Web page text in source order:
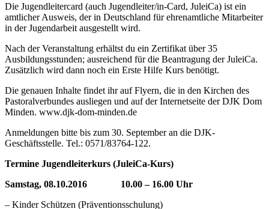
Die Jugendleitercard (auch Jugendleiter/in-Card, JuleiCa) ist ein
amtlicher Ausweis, der in Deutschland für ehrenamtliche Mitarbeiter
in der Jugendarbeit ausgestellt wird.
Nach der Veranstaltung erhältst du ein Zertifikat über 35
Ausbildungsstunden; ausreichend für die Beantragung der JuleiCa.
Zusätzlich wird dann noch ein Erste Hilfe Kurs benötigt.
Die genauen Inhalte findet ihr auf Flyern, die in den Kirchen des
Pastoralverbundes ausliegen und auf der Internetseite der DJK Dom
Minden. www.djk-dom-minden.de
Anmeldungen bitte bis zum 30. September an die DJK-
Geschäftsstelle. Tel.: 0571/83764-122.
Termine Jugendleiterkurs (JuleiCa-Kurs)
Samstag, 08.10.2016 10.00 – 16.00 Uhr
– Kinder Schützen (Präventionsschulung)